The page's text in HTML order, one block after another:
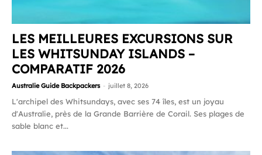
LES MEILLEURES EXCURSIONS SUR
LES WHITSUNDAY ISLANDS –
COMPARATIF 2026
Australie Guide Backpackers - juillet 8, 2026
L'archipel des Whitsundays, avec ses 74 îles, est un joyau
d'Australie, près de la Grande Barrière de Corail. Ses plages de
sable blanc et...